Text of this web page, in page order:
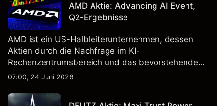
AMD Aktie: Advancing AI Event,
Q2-Ergebnisse
AMD ist ein US-Halbleiterunternehmen, dessen
Aktien durch die Nachfrage im KI-
Rechenzentrumsbereich und das bevorstehende
„Advancing AI 2026"-Event im Juli Aufmerksamkeit
Vergangenheit ist kein verlässlicher Indikator für
07:00, 24 Juni 2026